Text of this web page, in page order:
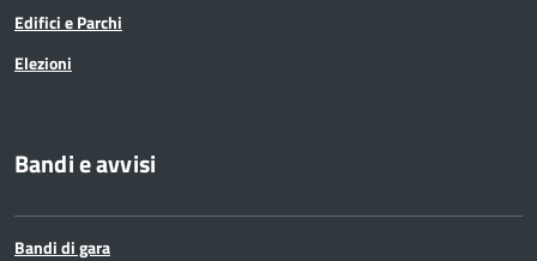
Edifici e Parchi
Elezioni
Bandi e avvisi
Bandi di gara